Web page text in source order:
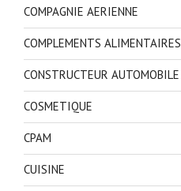
COMPAGNIE AERIENNE
COMPLEMENTS ALIMENTAIRES
CONSTRUCTEUR AUTOMOBILE
COSMETIQUE
CPAM
CUISINE